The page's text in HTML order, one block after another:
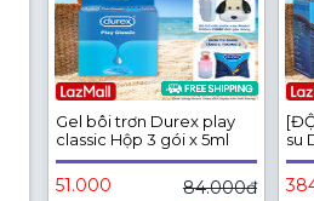
Gel bôi trơn Durex play
classic Hộp 3 gói x 5ml
51.000 84.000đ
su
bôi
30